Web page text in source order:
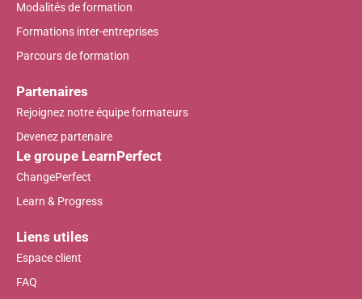
Modalités de formation
Formations inter-entreprises
Parcours de formation
Partenaires
Rejoignez notre équipe formateurs
Devenez partenaire
Le groupe LearnPerfect
ChangePerfect
Learn & Progress
Liens utiles
Espace client
FAQ